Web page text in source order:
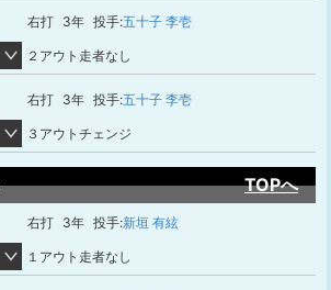
右打 3年 投手:五十子 李壱
２アウト走者なし
右打 3年 投手:五十子 李壱
３アウトチェンジ
TOPへ
右打 3年 投手:新垣 有絃
１アウト走者なし